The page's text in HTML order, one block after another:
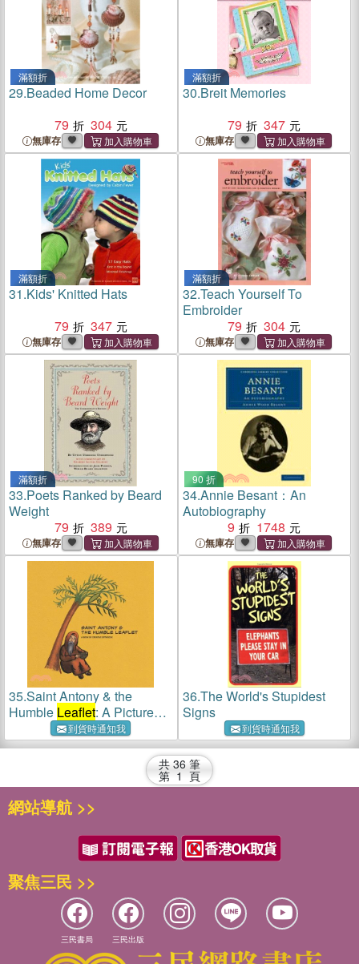
滿額折
29.Beaded Home Decor
79
304
無庫存
滿額折
30.Breit Memories
79
347
無庫存
滿額折
31.Kids' Knitted Hats
79
347
無庫存
滿額折
32.Teach Yourself To
Embroider
79
304
無庫存
滿額折
33.Poets Ranked by Beard
Weight
79
389
無庫存
90 折
34.Annie Besant：An
Autobiography
9
1748
無庫存
35.Saint Antony & the
Humble Leaflet: A Picture
Book by Creative Orthodox
到貨時通知我
36.The World's Stupidest
Signs
到貨時通知我
共 36 筆
第 1 頁
網站導航 >>
聚焦三民 >>
三民書局 三民出版